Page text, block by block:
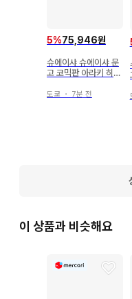
게임, DVD 등의 특전품
우 본체만 해당됩니다.
된다는 기재가 없는 경우
식품 완구 등 식품 또는
취는 삼가 주십시오. 저
5%75,946원
슈에이샤 슈에이샤 문
고 코믹판 아라키 히로
험 18~29권 (다이아
도쿄 ・ 7분 전
이 상품과 비슷해요